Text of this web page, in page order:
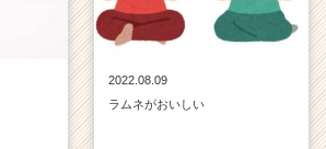
2022.08.09
ラムネがおいしい